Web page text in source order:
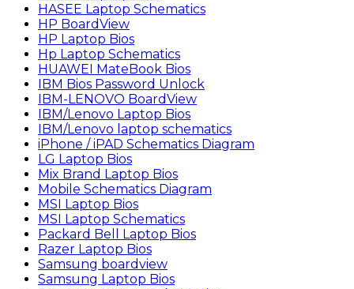
HASEE Laptop Schematics
HP BoardView
HP Laptop Bios
Hp Laptop Schematics
HUAWEI MateBook Bios
IBM Bios Password Unlock
IBM-LENOVO BoardView
IBM/Lenovo Laptop Bios
IBM/Lenovo laptop schematics
iPhone / iPAD Schematics Diagram
LG Laptop Bios
Mix Brand Laptop Bios
Mobile Schematics Diagram
MSI Laptop Bios
MSI Laptop Schematics
Packard Bell Laptop Bios
Razer Laptop Bios
Samsung boardview
Samsung Laptop Bios